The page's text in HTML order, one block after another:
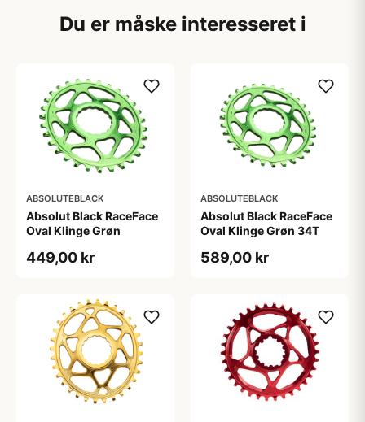
Du er måske interesseret i
ABSOLUTEBLACK
Absolut Black RaceFace
Oval Klinge Grøn
449,00 kr
ABSOLUTEBLACK
Absolut Black RaceFace
Oval Klinge Grøn 34T
589,00 kr